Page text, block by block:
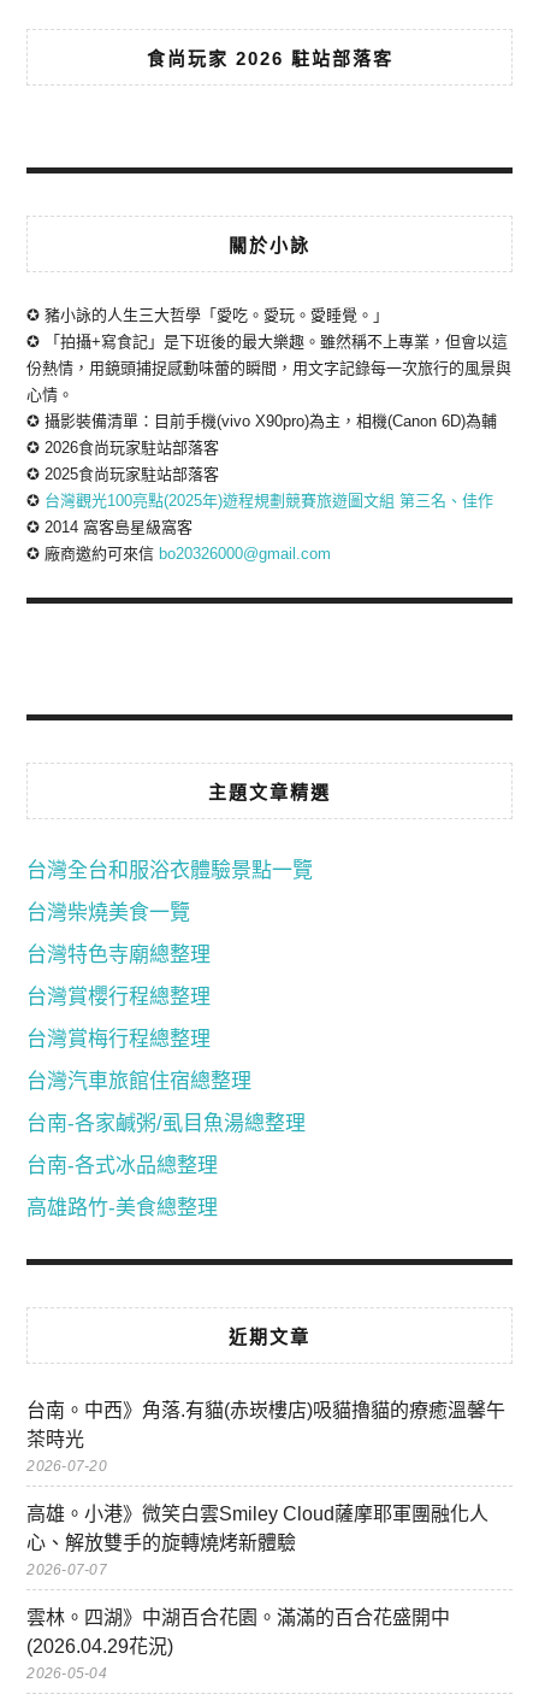
食尚玩家 2026 駐站部落客
關於小詠
✪ 豬小詠的人生三大哲學「愛吃。愛玩。愛睡覺。」
✪ 「拍攝+寫食記」是下班後的最大樂趣。雖然稱不上專業，但會以這
份熱情，用鏡頭捕捉感動味蕾的瞬間，用文字記錄每一次旅行的風景與
心情。
✪ 攝影裝備清單：目前手機(vivo X90pro)為主，相機(Canon 6D)為輔
✪ 2026食尚玩家駐站部落客
✪ 2025食尚玩家駐站部落客
✪ 台灣觀光100亮點(2025年)遊程規劃競賽旅遊圖文組 第三名、佳作
✪ 2014 窩客島星級窩客
✪ 廠商邀約可來信 bo20326000@gmail.com
主題文章精選
台灣全台和服浴衣體驗景點一覽
台灣柴燒美食一覽
台灣特色寺廟總整理
台灣賞櫻行程總整理
台灣賞梅行程總整理
台灣汽車旅館住宿總整理
台南-各家鹹粥/虱目魚湯總整理
台南-各式冰品總整理
高雄路竹-美食總整理
近期文章
台南。中西》角落.有貓(赤崁樓店)吸貓擼貓的療癒溫馨午
茶時光
2026-07-20
高雄。小港》微笑白雲Smiley Cloud薩摩耶軍團融化人
心、解放雙手的旋轉燒烤新體驗
2026-07-07
雲林。四湖》中湖百合花園。滿滿的百合花盛開中
(2026.04.29花況)
2026-05-04